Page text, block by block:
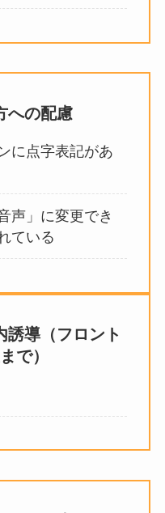
への配慮
に点字表記があ
声」に変更でき
ている
誘導（フロント
で）